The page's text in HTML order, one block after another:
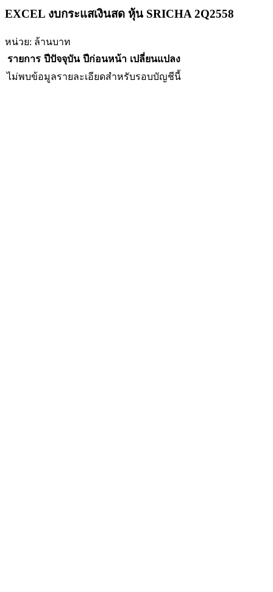
EXCEL งบกระแสเงินสด หุ้น SRICHA 2Q2558
หน่วย: ล้านบาท
รายการ ปีปัจจุบัน ปีก่อนหน้า เปลี่ยนแปลง
ไม่พบข้อมูลรายละเอียดสำหรับรอบบัญชีนี้